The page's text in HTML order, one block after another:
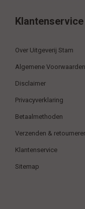
Klantenservice
Over Uitgeverij Stam
Algemene Voorwaarden
Disclaimer
Privacyverklaring
Betaalmethoden
Verzenden &
Klantenservice
Sitemap